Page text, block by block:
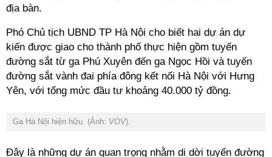
địa bàn.
Phó Chủ tịch UBND TP Hà Nội cho biết hai dự án dự
kiến được giao cho thành phố thực hiện gồm tuyến
đường sắt từ ga Phú Xuyên đến ga Ngọc Hồi và tuyến
đường sắt vành đai phía đông kết nối Hà Nội với Hưng
Yên, với tổng mức đầu tư khoảng 40.000 tỷ đồng.
Ga Hà Nội hiện hữu. (Ảnh: VOV).
Đây là những dự án quan trọng nhằm di dời tuyến đường